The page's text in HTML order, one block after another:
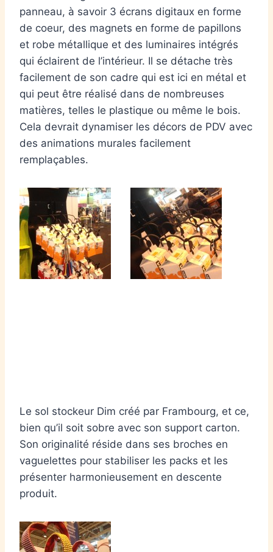
panneau, à savoir 3 écrans digitaux en forme
de coeur, des magnets en forme de papillons
et robe métallique et des luminaires intégrés
qui éclairent de l’intérieur. Il se détache très
facilement de son cadre qui est ici en métal et
qui peut être réalisé dans de nombreuses
matières, telles le plastique ou même le bois.
Cela devrait dynamiser les décors de PDV avec
des animations murales facilement
remplaçables.
Le sol stockeur Dim créé par Frambourg, et ce,
bien qu’il soit sobre avec son support carton.
Son originalité réside dans ses broches en
vaguelettes pour stabiliser les packs et les
présenter harmonieusement en descente
produit.